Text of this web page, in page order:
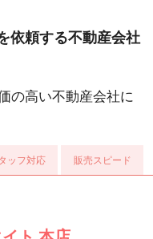
依頼する不動産会社
の高い不動産会社に
ッフ対応 販売スピード